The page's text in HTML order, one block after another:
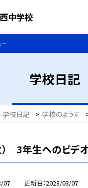
中学校
学校日記
学校日記 > 学校のようす
） 3年生へのビデ
07 更新日 2023/03/07